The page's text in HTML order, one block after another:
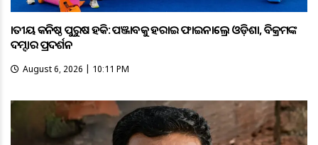
ଜାତୀୟ କନିଷ୍ଠ ପୁରୁଷ ହକି: ପଞ୍ଜାବକୁ ହରାଇ ଫାଇନାଲ୍ରେ ଓଡ଼ିଶା, ବିକ୍ରମଙ୍କ
ଦମ୍ଦାର ପ୍ରଦର୍ଶନ
August 6, 2026 | 10:11 PM